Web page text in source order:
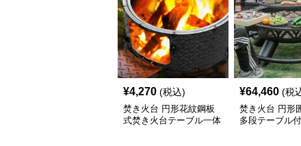
¥4,270 (税込)
焚き火台 円形花紋鋼板
式焚き火台テーブル一体
¥64,460 (税
焚き火台 円形
多段テーブル